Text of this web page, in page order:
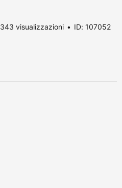
343 visualizzazioni ID: 107052